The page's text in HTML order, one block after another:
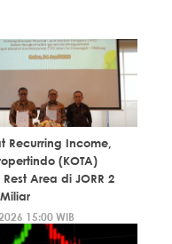
Recurring Income,
(KOTA)
Area di JORR 2
15:00 WIB